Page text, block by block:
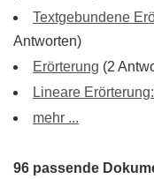
Textgebundene
Antworten)
Erörterung (2
Lineare
mehr ...
96 passende